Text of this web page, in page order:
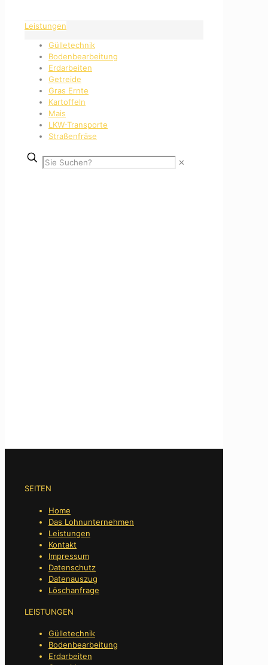
Leistungen
Gülletechnik
Bodenbearbeitung
Erdarbeiten
Getreide
Gras Ernte
Kartoffeln
Mais
LKW-Transporte
Straßenfräse
✕
SEITEN
Home
Das Lohnunternehmen
Leistungen
Kontakt
Impressum
Datenschutz
Datenauszug
Löschanfrage
LEISTUNGEN
Gülletechnik
Bodenbearbeitung
Erdarbeiten